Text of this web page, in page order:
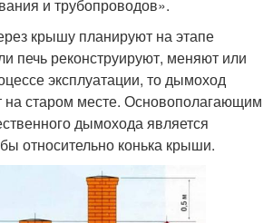
и трубопроводов».
крышу планируют на этапе
печь реконструируют, меняют или
эксплуатации, то дымоход
на старом месте. Основополагающим
дымохода является
относительно конька крыши.